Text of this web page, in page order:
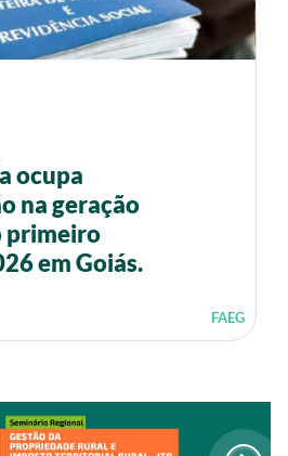
ocupa
na geração
primeiro
em Goiás.
FAEG